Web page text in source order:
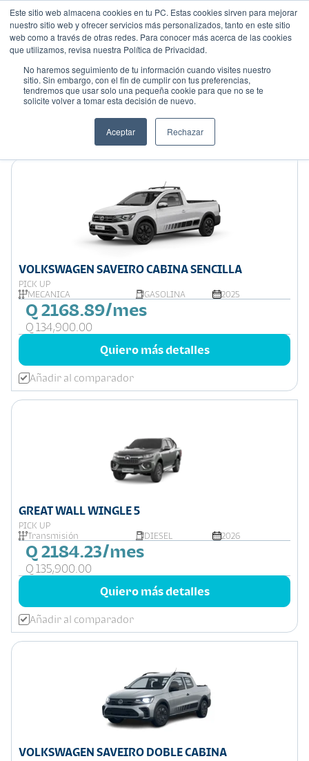
Este sitio web almacena cookies en tu PC. Estas cookies sirven para mejorar
nuestro sitio web y ofrecer servicios más personalizados, tanto en este sitio
web como a través de otras redes. Para conocer más acerca de las cookies
que utilizamos, revisa nuestra Política de Privacidad.
No haremos seguimiento de tu información cuando visites nuestro
sitio. Sin embargo, con el fin de cumplir con tus preferencias,
tendremos que usar solo una pequeña cookie para que no se te
solicite volver a tomar esta decisión de nuevo.
Aceptar Rechazar
Mostrando 9 de 69
Ordenar por:Precio: Menor a Mayor
VOLKSWAGEN SAVEIRO CABINA SENCILLA
PICK UP
MECÁNICA
GASOLINA 2025
Q 2168.89/mes
Q 134,900.00
Quiero más detalles
Añadir al comparador
GREAT WALL WINGLE 5
PICK UP
Transmisión
DIESEL 2026
Q 2184.23/mes
Q 135,900.00
Quiero más detalles
Añadir al comparador
VOLKSWAGEN SAVEIRO DOBLE CABINA